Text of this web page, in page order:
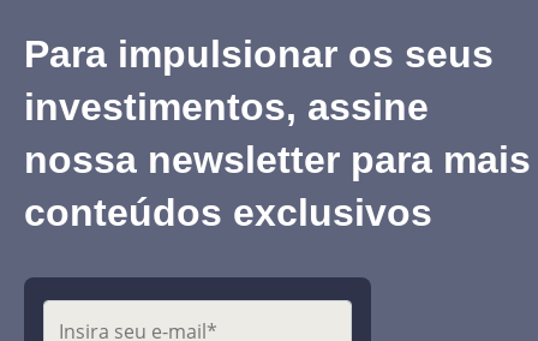
Para impulsionar os seus
investimentos, assine
nossa newsletter para mais
conteúdos exclusivos